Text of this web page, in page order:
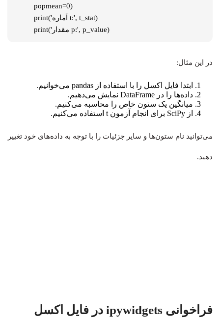
popmean=0)
print('آماره t:', t_stat)
print('مقدار p:', p_value)
در این مثال:
ابتدا فایل اکسل را با استفاده از pandas می‌خوانیم.
داده‌ها را در DataFrame نمایش می‌دهیم.
میانگین یک ستون خاص را محاسبه می‌کنیم.
از SciPy برای انجام آزمون t استفاده می‌کنیم.
می‌توانید نام ستون‌ها و سایر جزئیات را با توجه به داده‌های خود تغییر
دهید.
فراخوانی ipywidgets در فایل اکسل